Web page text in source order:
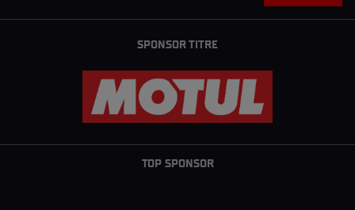
SPONSOR TITRE
TOP SPONSOR